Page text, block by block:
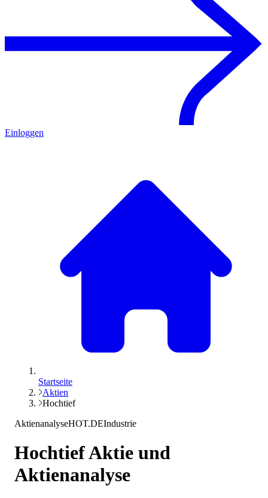
Einloggen
Startseite
Aktien
Hochtief
AktienanalyseHOT.DEIndustrie
HochtiefAktie und
Aktienanalyse